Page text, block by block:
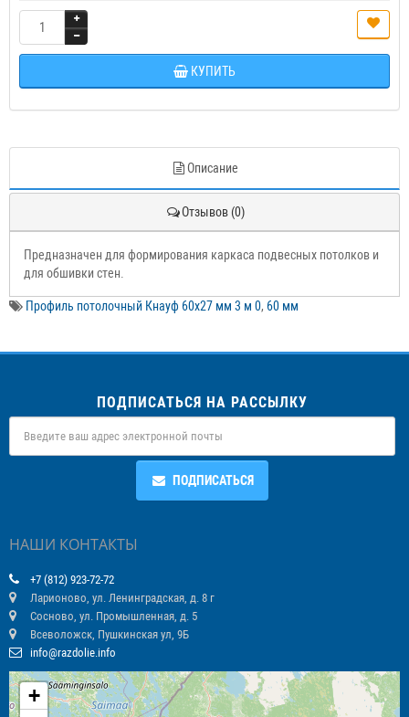
КУПИТЬ
Описание
Отзывов (0)
Предназначен для формирования каркаса подвесных потолков и
для обшивки стен.
Профиль потолочный Кнауф 60х27 мм 3 м 0, 60 мм
ПОДПИСАТЬСЯ НА РАССЫЛКУ
ПОДПИСАТЬСЯ
НАШИ КОНТАКТЫ
+7 (812) 923-72-72
Ларионово, ул. Ленинградская, д. 8 г
Сосново, ул. Промышленная, д. 5
Всеволожск, Пушкинская ул, 9Б
info@razdolie.info
+